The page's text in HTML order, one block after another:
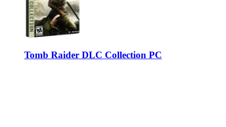
Tomb Raider DLC Collection PC